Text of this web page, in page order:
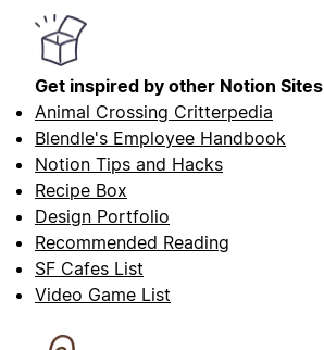
Get inspired by other Notion Sites
Animal Crossing Critterpedia
Blendle's Employee Handbook
Notion Tips and Hacks
Recipe Box
Design Portfolio
Recommended Reading
SF Cafes List
Video Game List